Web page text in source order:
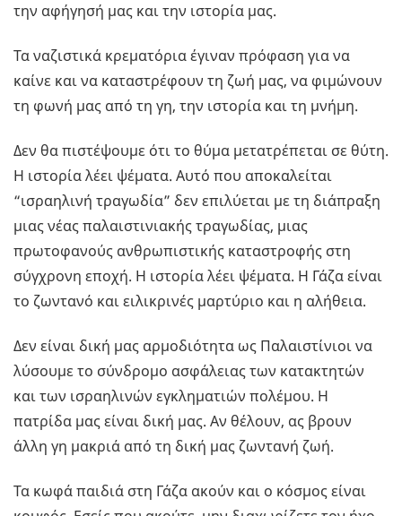
την αφήγησή μας και την ιστορία μας.
Τα ναζιστικά κρεματόρια έγιναν πρόφαση για να
καίνε και να καταστρέφουν τη ζωή μας, να φιμώνουν
τη φωνή μας από τη γη, την ιστορία και τη μνήμη.
Δεν θα πιστέψουμε ότι το θύμα μετατρέπεται σε θύτη.
Η ιστορία λέει ψέματα. Αυτό που αποκαλείται
“ισραηλινή τραγωδία” δεν επιλύεται με τη διάπραξη
μιας νέας παλαιστινιακής τραγωδίας, μιας
πρωτοφανούς ανθρωπιστικής καταστροφής στη
σύγχρονη εποχή. Η ιστορία λέει ψέματα. Η Γάζα είναι
το ζωντανό και ειλικρινές μαρτύριο και η αλήθεια.
Δεν είναι δική μας αρμοδιότητα ως Παλαιστίνιοι να
λύσουμε το σύνδρομο ασφάλειας των κατακτητών
και των ισραηλινών εγκληματιών πολέμου. Η
πατρίδα μας είναι δική μας. Αν θέλουν, ας βρουν
άλλη γη μακριά από τη δική μας ζωντανή ζωή.
Τα κωφά παιδιά στη Γάζα ακούν και ο κόσμος είναι